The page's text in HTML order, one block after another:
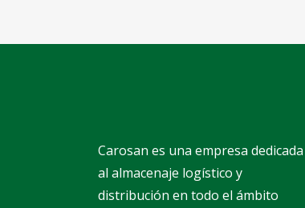
Carosan es una empresa dedicada
al almacenaje logístico y
distribución en todo el ámbito